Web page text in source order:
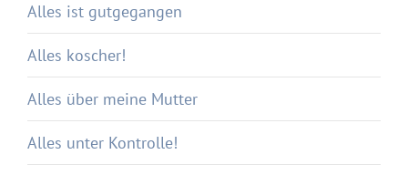
Alles ist gutgegangen
Alles koscher!
Alles über meine Mutter
Alles unter Kontrolle!